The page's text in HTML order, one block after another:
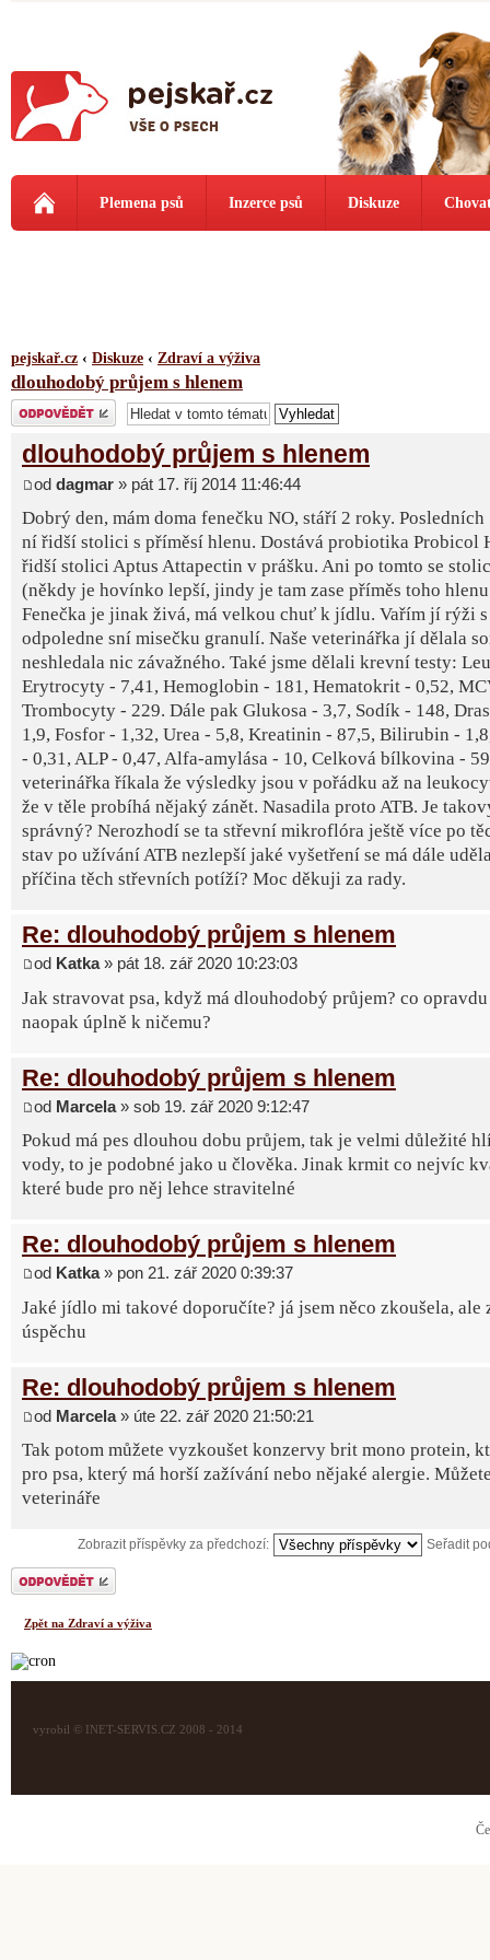
Plemena psů Inzerce psů Diskuze
pejskař.cz ‹ Diskuze ‹ Zdraví a výživa
dlouhodobý průjem s hlenem
Odeslat odpověď
dlouhodobý průjem s hlenem
od dagmar » pát 17. říj 2014 11:46:44
Dobrý den, mám doma fenečku NO, stáří 2 roky.
ní řidší stolici s příměsí hlenu. Dostává probiotika Probicol
řidší stolici Aptus Attapectin v prášku. Ani po tomto se
(někdy je hovínko lepší, jindy je tam zase příměs toho
Fenečka je jinak živá, má velkou chuť k jídlu. Vařím jí rýži s
odpoledne sní misečku granulí. Naše veterinářka jí dělala
neshledala nic závažného. Také jsme dělali krevní testy:
Erytrocyty - 7,41, Hemoglobin - 181, Hematokrit - 0,52,
Trombocyty - 229. Dále pak Glukosa - 3,7, Sodík - 148,
1,9, Fosfor - 1,32, Urea - 5,8, Kreatinin - 87,5, Bilirubin -
- 0,31, ALP - 0,47, Alfa-amylása - 10, Celková bílkovina -
veterinářka říkala že výsledky jsou v pořádku až na
že v těle probíhá nějaký zánět. Nasadila proto ATB. Je
správný? Nerozhodí se ta střevní mikroflóra ještě více po
stav po užívání ATB nezlepší jaké vyšetření se má dále
příčina těch střevních potíží? Moc děkuji za rady.
Re: dlouhodobý průjem s hlenem
od Katka» pát 18. zář 2020 10:23:03
Jak stravovat psa, když má dlouhodobý průjem? co
naopak úplně k ničemu?
Re: dlouhodobý průjem s hlenem
od Marcela» sob 19. zář 2020 9:12:47
Pokud má pes dlouhou dobu průjem, tak je velmi důležité
vody, to je podobné jako u člověka. Jinak krmit co nejvíc
které bude pro něj lehce stravitelné
Re: dlouhodobý průjem s hlenem
od Katka» pon 21. zář 2020 0:39:37
Jaké jídlo mi takové doporučíte? já jsem něco zkoušela, ale
úspěchu
Re: dlouhodobý průjem s hlenem
od Marcela» úte 22. zář 2020 21:50:21
Tak potom můžete vyzkoušet konzervy brit mono protein,
pro psa, který má horší zažívání nebo nějaké alergie.
veterináře
Zobrazit příspěvky za předchozí: Seřadit
Odeslat odpověď
Zpět na Zdraví a výživa
vyrobil © INET-SERVIS.CZ 2008 - 2014